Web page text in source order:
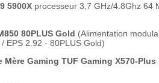
5900X processeur 3,7 GHz/4.8Ghz 64
80PLUS Gold (Alimentation
EPS 2.92 - 80PLUS Gold)
Mère Gaming TUF Gaming X570-Plus